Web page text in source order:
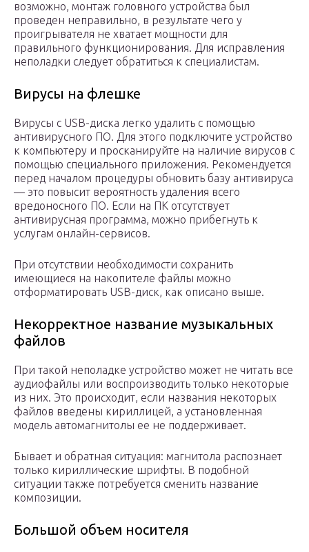
возможно, монтаж головного устройства был
проведен неправильно, в результате чего у
проигрывателя не хватает мощности для
правильного функционирования. Для исправления
неполадки следует обратиться к специалистам.
Вирусы на флешке
Вирусы с USB-диска легко удалить с помощью
антивирусного ПО. Для этого подключите устройство
к компьютеру и просканируйте на наличие вирусов с
помощью специального приложения. Рекомендуется
перед началом процедуры обновить базу антивируса
— это повысит вероятность удаления всего
вредоносного ПО. Если на ПК отсутствует
антивирусная программа, можно прибегнуть к
услугам онлайн-сервисов.
При отсутствии необходимости сохранить
имеющиеся на накопителе файлы можно
отформатировать USB-диск, как описано выше.
Некорректное название музыкальных
файлов
При такой неполадке устройство может не читать все
аудиофайлы или воспроизводить только некоторые
из них. Это происходит, если названия некоторых
файлов введены кириллицей, а установленная
модель автомагнитолы ее не поддерживает.
Бывает и обратная ситуация: магнитола распознает
только кириллические шрифты. В подобной
ситуации также потребуется сменить название
композиции.
Большой объем носителя